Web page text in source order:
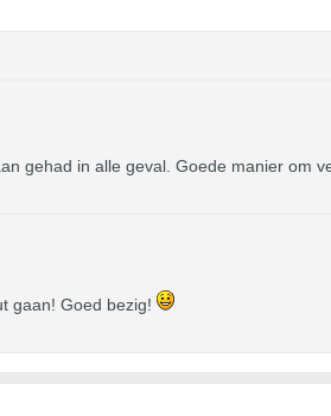
gehad in alle geval. Goede manier om
gaan! Goed bezig!